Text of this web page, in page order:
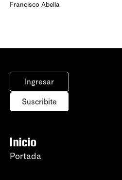
Francisco Abella
Ingresar
Suscribite
Inicio
Portada